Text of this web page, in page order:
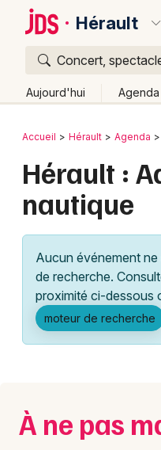
Hérault
Concert,
Aujourd'hui Agenda
Publier un
Grands événements
Activité &
Manifestations
Foires & salons
Concerts
Bordeaux
Colmar
Lille
Lyon
Marseille
Mulhouse
Nice
Retour
Accueil Hérault Agenda
Hérault :
nautique
Aucun événement
de recherche.
proximité ci-dessous
moteur de recherche
À ne pas
Quoi ?
Où ?
Près de moi
Changer
Quand ?
Aujourd'hui
Demain